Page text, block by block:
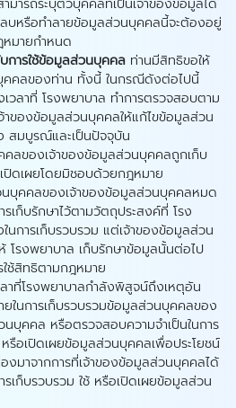
บหรือทำลายข้อมูลส่วนบุคคลนี้จะต้องอยู่
หมายกำหนด
การใช้ข้อมูลส่วนบุคคล ท่านมีสิทธิขอให้
คคลของท่าน ทั้งนี้ ในกรณีดังต่อไปนี้
เวลาที่ โรงพยาบาล ทำการตรวจสอบตาม
าของข้อมูลส่วนบุคคลให้แก้ไขข้อมูลส่วน
สมบูรณ์และเป็นปัจจุบัน
ลของเจ้าของข้อมูลส่วนบุคคลถูกเก็บ
ปิดเผยโดยมิชอบด้วยกฎหมาย
บุคคลของเจ้าของข้อมูลส่วนบุคคลหมด
รเก็บรักษาไว้ตามวัตถุประสงค์ที่ โรง
นการเก็บรวบรวม แต่เจ้าของข้อมูลส่วน
โรงพยาบาล เก็บรักษาข้อมูลนั้นต่อไป
ใช้สิทธิตามกฎหมาย
ลาที่โรงพยาบาลกำลังพิสูจน์ถึงเหตุอัน
ในการเก็บรวบรวมข้อมูลส่วนบุคคลของ
นบุคคล หรือตรวจสอบความจำเป็นในการ
หรือเปิดเผยข้อมูลส่วนบุคคลเพื่อประโยชน์
งมาจากการที่เจ้าของข้อมูลส่วนบุคคลได้
เก็บรวบรวม ใช้ หรือเปิดเผยข้อมูลส่วน